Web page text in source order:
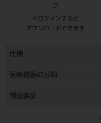
プ
※ログインすると
ダウンロードできます
仕様
医療機器の分類
関連製品